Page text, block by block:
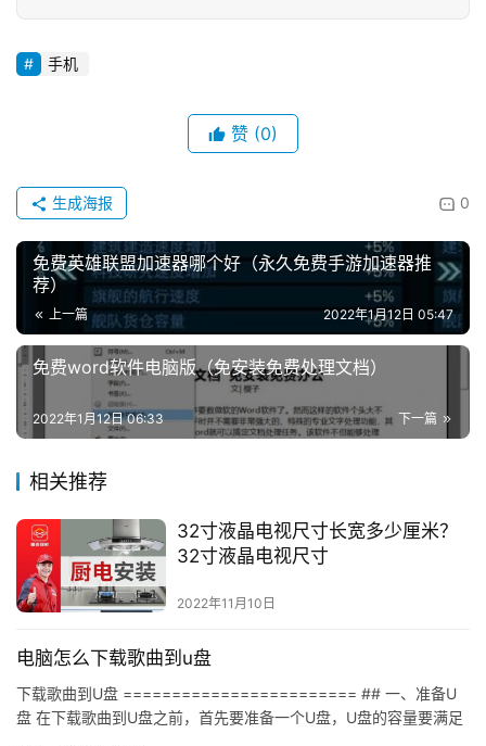
手机
赞 (0)
0
生成海报
免费英雄联盟加速器哪个好（永久免费手游加速器推
荐）
上一篇 2022年1月12日 05:47
免费word软件电脑版（免安装免费处理文档）
下一篇
2022年1月12日 06:33
相关推荐
32寸液晶电视尺寸长宽多少厘米？
32寸液晶电视尺寸
2022年11月10日
电脑怎么下载歌曲到u盘
下载歌曲到U盘 ======================== ## 一、准备U
盘 在下载歌曲到U盘之前，首先要准备一个U盘，U盘的容量要满足